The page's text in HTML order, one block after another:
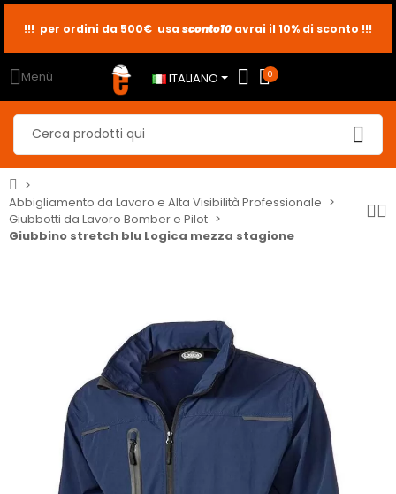
sconto2
sconto5
sconto10
Menù ITALIANO 0
Abbigliamento da Lavoro e Alta Visibilità Professionale
Giubbotti da Lavoro Bomber e Pilot
Giubbino stretch blu Logica mezza stagione